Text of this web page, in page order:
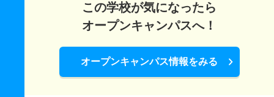
この学校が気になったら
オープンキャンパスへ！
オープンキャンパス情報をみる